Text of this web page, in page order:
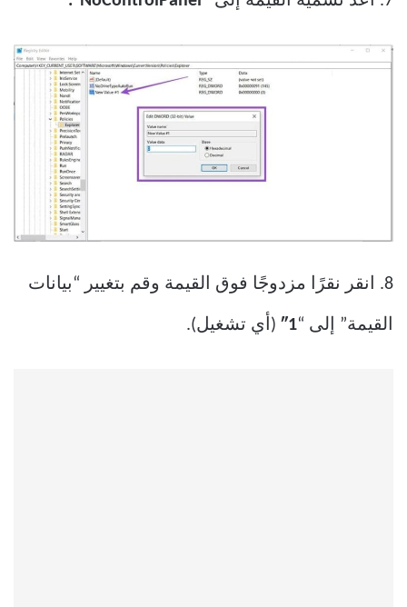
8. انقر نقرًا مزدوجًا فوق القيمة وقم بتغيير “بيانات
القيمة” إلى “1″ (أي تشغيل).